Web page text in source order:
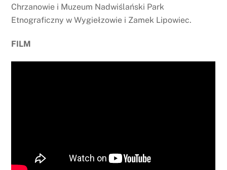
Chrzanowie i Muzeum Nadwiślański Park
Etnograficzny w Wygiełzowie i Zamek Lipowiec.
FILM